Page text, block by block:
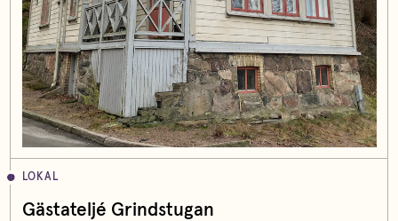
LOKAL
Gästateljé Grindstugan